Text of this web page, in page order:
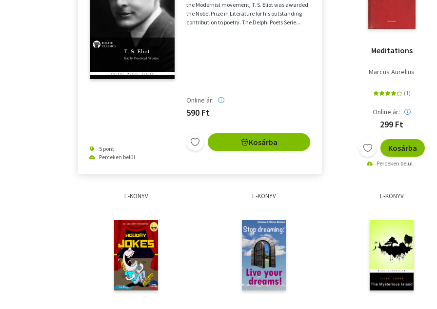
5 pont
Perceken belül
the Modernist movement, T. S. Eliot was awarded
the Nobel Prize in Literature for his outstanding
contribution to poetry. The Delphi Poets Serie...
Online ár:
590 Ft
Kosárba
Meditations
Marcus Aurelius
Online ár:
299 Ft
Kosárba
Perceken belül
E-KÖNYV E-KÖNYV E-KÖNYV